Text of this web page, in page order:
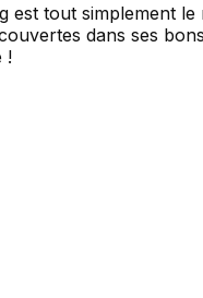
est tout simplement
dans ses
!